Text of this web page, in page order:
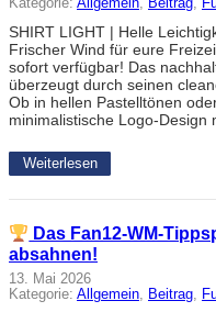
Kategorie: Allgemein, Beitrag,
SHIRT LIGHT | Helle
Frischer Wind für eure
sofort verfügbar! Das
überzeugt durch seinen
Ob in hellen Pastelltönen
minimalistische Logo-Design
Weiterlesen
Das Fan12-WM-
absahnen!
13. Mai 2026
Kategorie: Allgemein Beitrag